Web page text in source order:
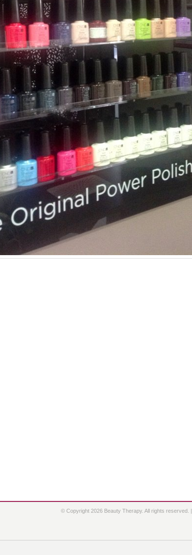
© Copyright 2026 Beauty Therapy. All rights reserved. |